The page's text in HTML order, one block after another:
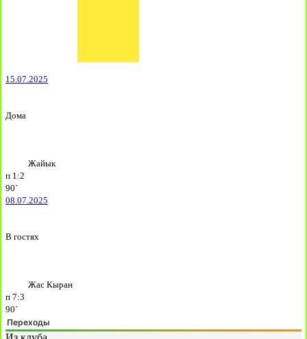
15.07.2025
Дома
Жайык
п 1:2
90`
08.07.2025
В гостях
Жас Кыран
п 7:3
90`
Переходы